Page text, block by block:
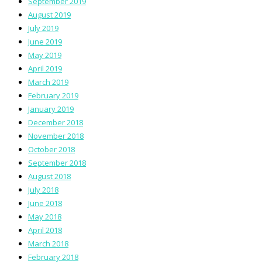
August 2019
July 2019
June 2019
May 2019
April 2019
March 2019
February 2019
January 2019
December 2018
November 2018
October 2018
September 2018
August 2018
July 2018
June 2018
May 2018
April 2018
March 2018
February 2018